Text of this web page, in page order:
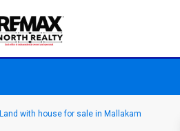
Land with house for sale in Mallakam